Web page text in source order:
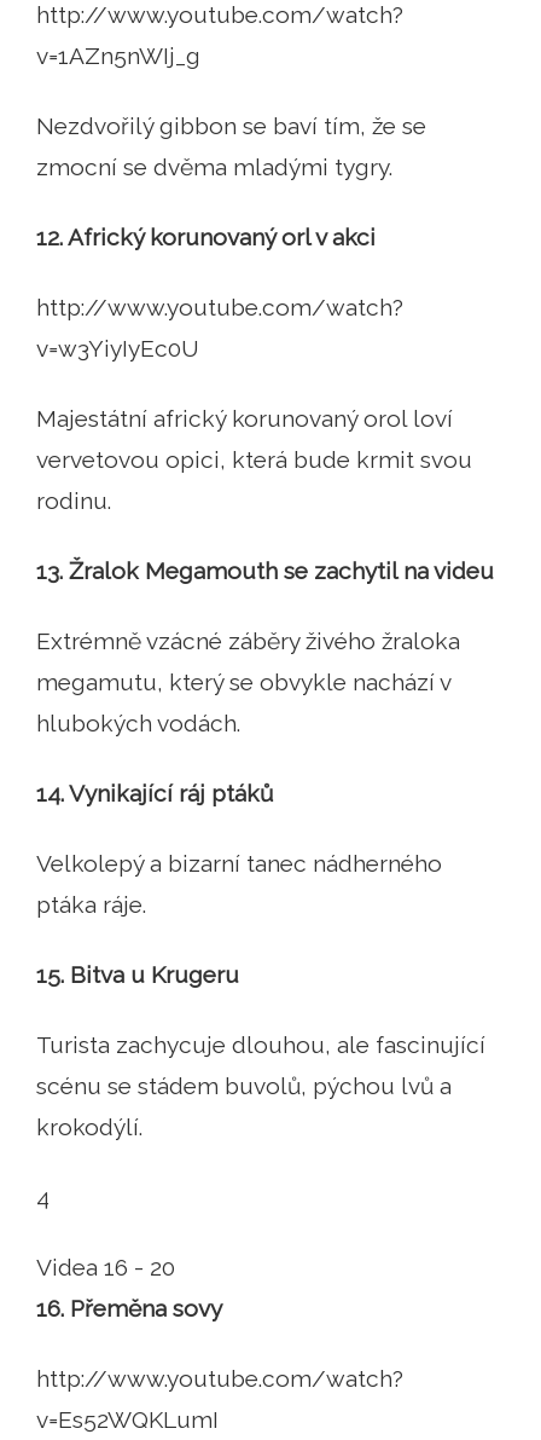
http://www.youtube.com/watch?
v=1AZn5nWIj_g
Nezdvořilý gibbon se baví tím, že se
zmocní se dvěma mladými tygry.
12. Africký korunovaný orl v akci
http://www.youtube.com/watch?
v=w3YiyIyEc0U
Majestátní africký korunovaný orol loví
vervetovou opici, která bude krmit svou
rodinu.
13. Žralok Megamouth se zachytil na videu
Extrémně vzácné záběry živého žraloka
megamutu, který se obvykle nachází v
hlubokých vodách.
14. Vynikající ráj ptáků
Velkolepý a bizarní tanec nádherného
ptáka ráje.
15. Bitva u Krugeru
Turista zachycuje dlouhou, ale fascinující
scénu se stádem buvolů, pýchou lvů a
krokodýlí.
4
Videa 16 - 20
16. Přeměna sovy
http://www.youtube.com/watch?
v=Es52WQKLumI